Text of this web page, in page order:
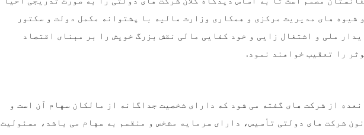
شیوه های مدیریت مرکزی و همکاری وزارت مالیه با پشتوانه مکمل دولت و سکتور
ملی و اشتغال زایی و خود کفایی مالی نقش بزرگ خویش را بر مبنای اقتصاد
را تعقیب خواهند نمود .
از شرکت های گفته می شود که دارای شخصیت جداگانه از مالکان سهام آن است و
شرکت های دولتی تأسیس، دارای سرمایه مشخص و منقسم به سهام می باشد، مسئولیت